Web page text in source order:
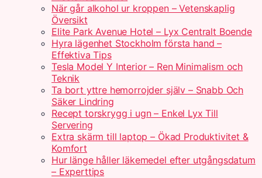
När går alkohol ur kroppen – Vetenskaplig
Översikt
Elite Park Avenue Hotel – Lyx Centralt Boende
Hyra lägenhet Stockholm första hand –
Effektiva Tips
Tesla Model Y Interior – Ren Minimalism och
Teknik
Ta bort yttre hemorrojder själv – Snabb Och
Säker Lindring
Recept torskrygg i ugn – Enkel Lyx Till
Servering
Extra skärm till laptop – Ökad Produktivitet &
Komfort
Hur länge håller läkemedel efter utgångsdatum
– Experttips